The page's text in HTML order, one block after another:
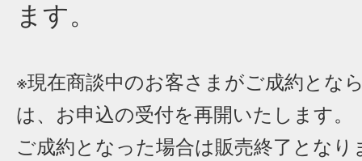
ます。
※現在商談中のお客さまがご成約とな
は、お申込の受付を再開いたします。
ご成約となった場合は販売終了となり